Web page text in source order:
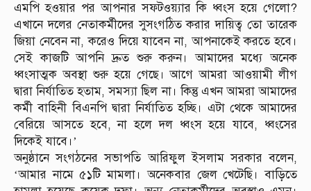
এমপি হওয়ার পর আপনার সফটওয়্যার কি ধ্বংস হয়ে গেলো?
এখানে দলের নেতাকর্মীদের সুসংগঠিত করার দায়িত্ব তো তারেক
জিয়া নেবেন না, করেও দিয়ে যাবেন না, আপনাকেই করতে হবে।
সেই কাজটি আপনি দ্রুত শুরু করুন। আমাদের মধ্যে অনেক
ধ্বংসাত্মক অবস্থা শুরু হয়ে গেছে। আগে আমরা আওয়ামী লীগ
দ্বারা নির্যাতিত হতাম, সমস্যা ছিল না। কিন্তু এখন আমরা আমাদের
কর্মী বাহিনী বিএনপি দ্বারা নির্যাতিত হচ্ছি। এটা থেকে আমাদের
বেরিয়ে আসতে হবে, না হলে দল ধ্বংস হয়ে যাবে, ধ্বংসের
দিকেই যাবে।’
অনুষ্ঠানে সংগঠনের সভাপতি আরিফুল ইসলাম সরকার বলেন,
‘আমার নামে ৫১টি মামলা। অনেকবার জেল খেটেছি। বাড়িতে